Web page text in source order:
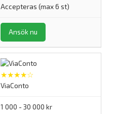
Accepteras (max 6 st)
Ansök nu
★★★★☆
ViaConto
1 000 - 30 000 kr